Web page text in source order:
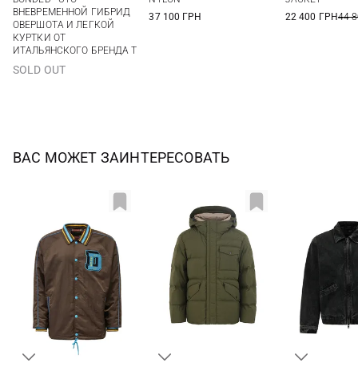
ВНЕВРЕМЕННОЙ ГИБРИД
ОВЕРШОТА И ЛЕГКОЙ
КУРТКИ ОТ
ИТАЛЬЯНСКОГО БРЕНДА T
SOLD OUT
37 100 ГРН
22 400 ГРН44
ВАС МОЖЕТ ЗАИНТЕРЕСОВАТЬ